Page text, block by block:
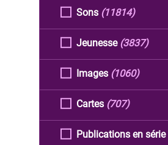
Sons (11814)
Jeunesse (3837)
Images (1060)
Cartes (707)
Publications en série